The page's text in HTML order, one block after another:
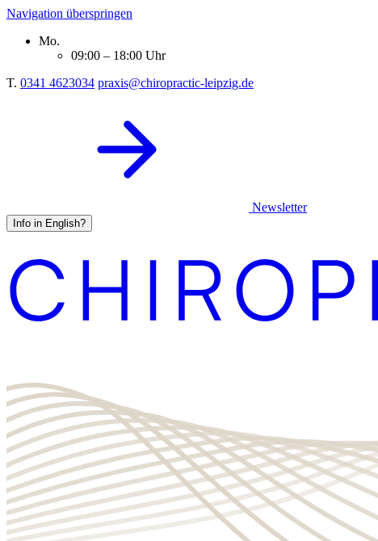
Navigation überspringen
Mo.
09:00 – 18:00 Uhr
T. 0341 4623034 praxis@chiropractic-leipzig.de
Newsletter
Info in English?